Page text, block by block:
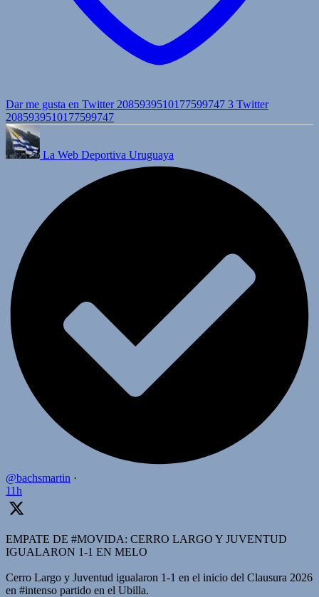
Dar me gusta en Twitter 2085939510177599747 3 Twitter
2085939510177599747
La Web Deportiva Uruguaya
@bachsmartin ·
11h
EMPATE DE #MOVIDA: CERRO LARGO Y JUVENTUD
IGUALARON 1-1 EN MELO
Cerro Largo y Juventud igualaron 1-1 en el inicio del Clausura 2026
en #intenso partido en el Ubilla.